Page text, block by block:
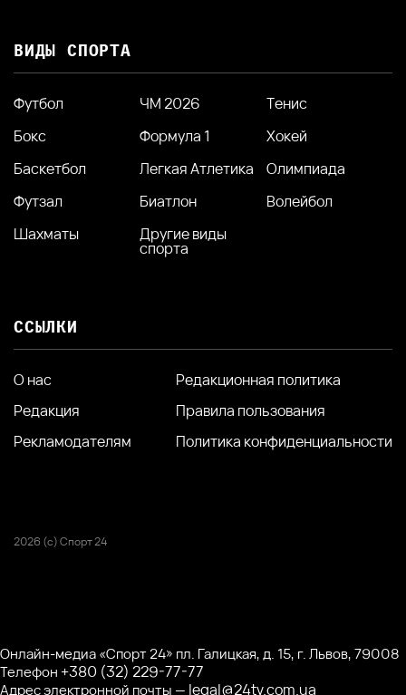
ВИДЫ СПОРТА
Футбол ЧМ 2026
Тенис
Бокс
Формула 1
Хокей
Баскетбол
Легкая Атлетика
Олимпиада
Футзал
Биатлон
Волейбол
Шахматы
Другие виды
спорта
ССЫЛКИ
О нас
Редакция
Рекламодателям
Редакционная политика
Правила пользования
Политика конфиденциальности
2026 (с) Спорт 24
Онлайн-медиа «Спорт 24» пл. Галицкая, д. 15, г. Львов, 79008
Телефон +380 (32) 229-77-77
Адрес электронной почты — legal@24tv.com.ua